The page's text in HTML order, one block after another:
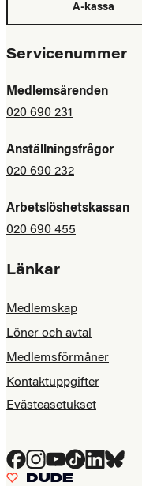
A-kassa
Servicenummer
Medlemsärenden
020 690 231
Anställningsfrågor
020 690 232
Arbetslöshetskassan
020 690 455
Länkar
Medlemskap
Löner och avtal
Medlemsförmåner
Kontaktuppgifter
Evästeasetukset
Facebook
Instagram
YouTube
TiktokLinkedIn
Bluesky